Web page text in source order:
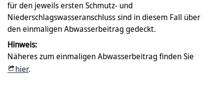
für den jeweils ersten Schmutz- und
Niederschlagswasseranschluss sind in diesem Fall über
den einmaligen Abwasserbeitrag gedeckt.
Hinweis:
Näheres zum einmaligen Abwasserbeitrag finden Sie
hier.